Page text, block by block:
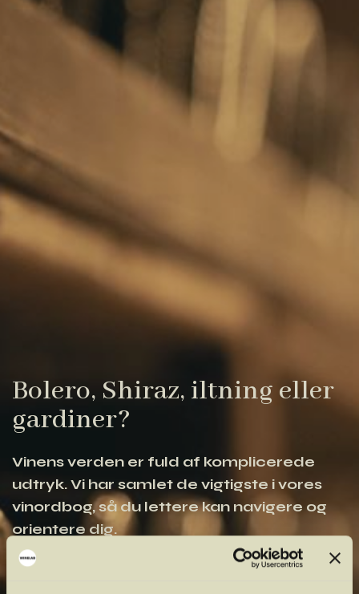
Bolero, Shiraz, iltning eller
gardiner?
Vinens verden er fuld af komplicerede
udtryk. Vi har samlet de vigtigste i vores
vinordbog, så du lettere kan navigere og
orientere dig.